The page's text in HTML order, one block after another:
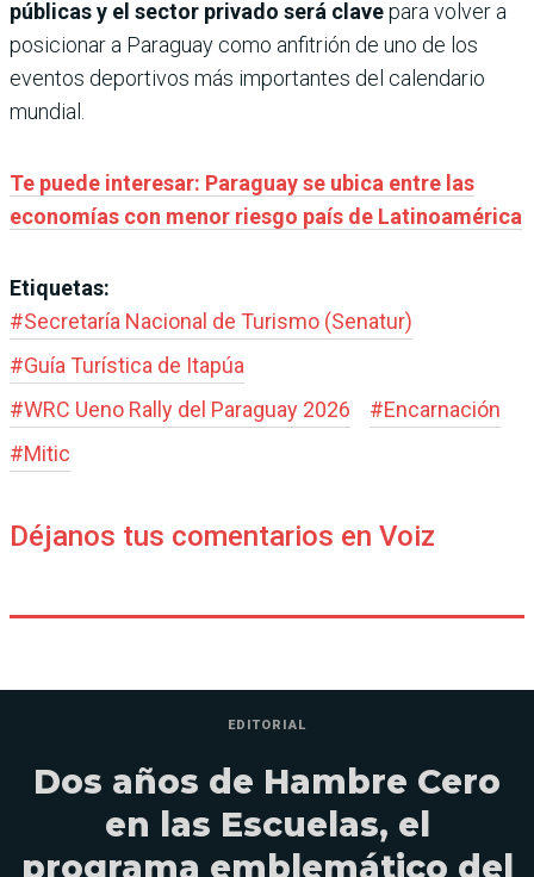
públicas y el sector privado será clavepara volver a
posicionar a Paraguay como anfitrión de uno de los
eventos deportivos más importantes del calendario
mundial.
Te puede interesar: Paraguay se ubica entre las
economías con menor riesgo país de Latinoamérica
Etiquetas:
#Secretaría Nacional de Turismo (Senatur)
#Guía Turística de Itapúa
#WRC Ueno Rally del Paraguay 2026 #Encarnación
#Mitic
Déjanos tus comentarios en Voiz
EDITORIAL
Dos años de Hambre Cero
en las Escuelas, el
programa emblemático del